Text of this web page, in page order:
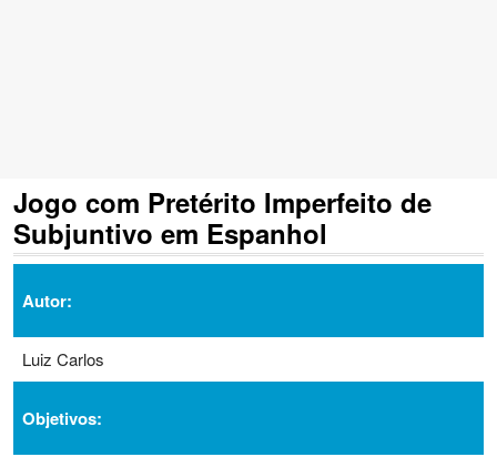
Jogo com Pretérito Imperfeito de
Subjuntivo em Espanhol
Autor:
Luiz Carlos
Objetivos: